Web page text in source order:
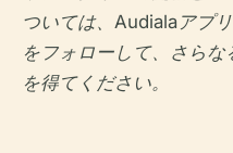
ついては、Audialaアプ
をフォローして、さら
を得てください。